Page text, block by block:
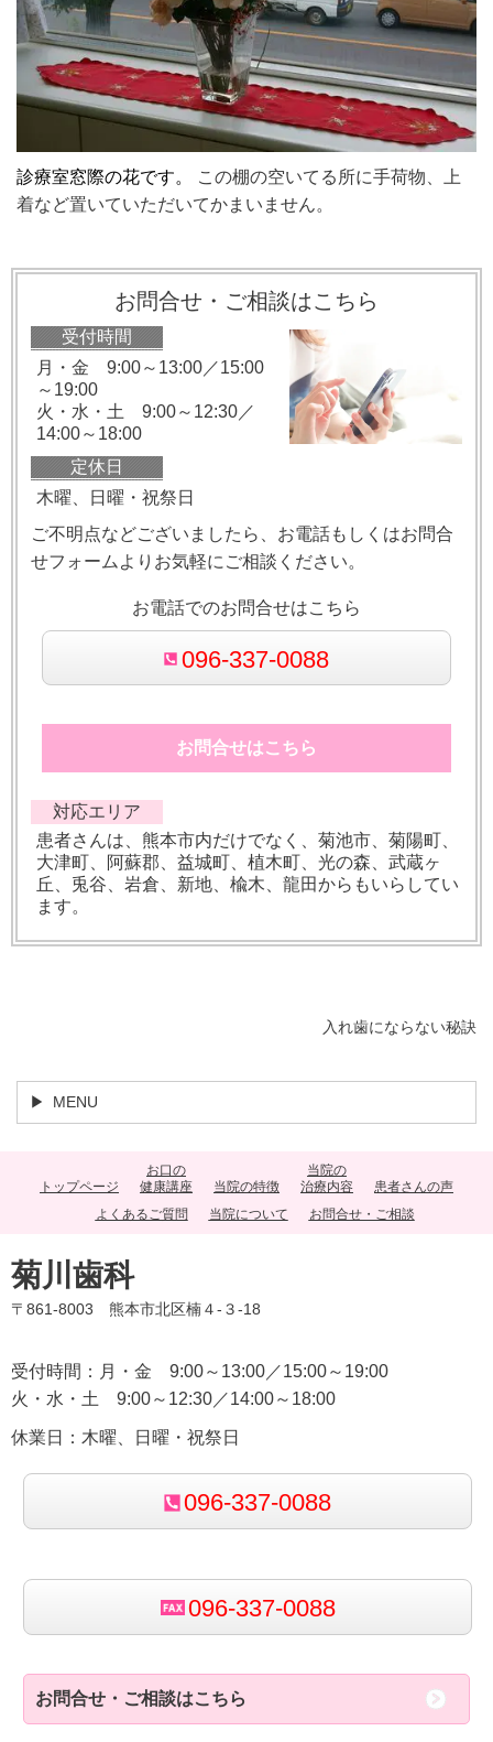
診療室窓際の花です。
この棚の空いてる所に手荷物、上
着など置いていただいてかまいません。
お問合せ・ご相談はこちら
受付時間
月・金 9:00～13:00／15:00
～19:00
火・水・土 9:00～12:30／
14:00～18:00
定休日
木曜、日曜・祝祭日
ご不明点などございましたら、お電話もしくはお問合
せフォームよりお気軽にご相談ください。
お電話でのお問合せはこちら
096-337-0088
お問合せはこちら
対応エリア
患者さんは、熊本市内だけでなく、菊池市、菊陽町、
大津町、阿蘇郡、益城町、植木町、光の森、武蔵ヶ
丘、兎谷、岩倉、新地、楡木、龍田からもいらしてい
ます。
入れ歯にならない秘訣
MENU
トップページ
お口の
健康講座
当院の特徴
当院の
治療内容
患者さんの声
よくあるご質問
当院について お問合せ・ご相談
菊川歯科
〒861-8003 熊本市北区楠４-３-18
受付時間：月・金 9:00～13:00／15:00～19:00
火・水・土 9:00～12:30／14:00～18:00
休業日：木曜、日曜・祝祭日
096-337-0088
096-337-0088
お問合せ・ご相談はこちら